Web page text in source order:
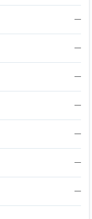
—
—
—
—
—
—
—